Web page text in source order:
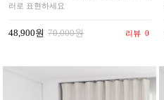
러로 표현하세요
48,900원 70,000원 리뷰 0